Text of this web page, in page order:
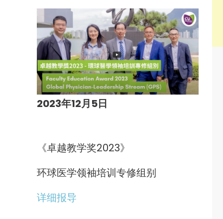
2023年12月5日
《卓越教学奖2023》
环球医学领袖培训专修组别
详细报导